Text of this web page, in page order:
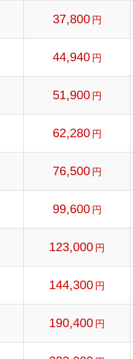
37,800 円
44,940 円
51,900 円
62,280 円
76,500 円
99,600 円
123,000 円
144,300 円
190,400 円